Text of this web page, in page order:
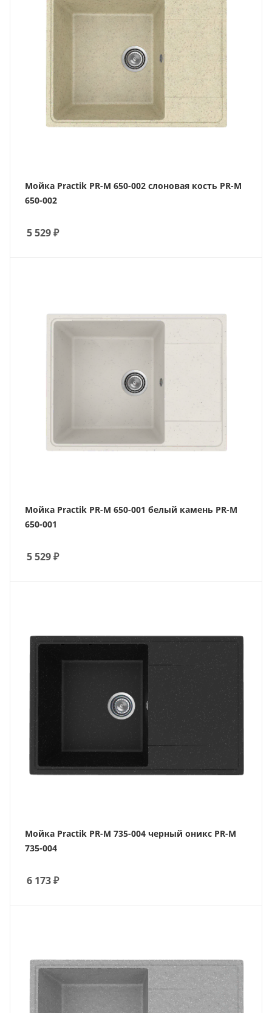
Мойка Practik PR-M 650-002 слоновая кость PR-M
650-002
5 529₽
Мойка Practik PR-M 650-001 белый камень PR-M
650-001
5 529₽
Мойка Practik PR-M 735-004 черный оникс PR-M
735-004
6 173₽